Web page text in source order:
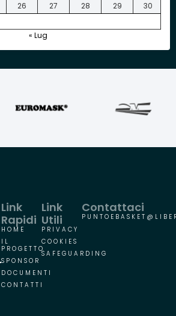
26 27 28 29
30
« Lug
Link
Utili
PRIVACY
COOKIES
SAFEGUARDING
Link
Rapidi
HOME
IL
PROGETTO
SPONSOR
DOCUMENTI
CONTATTI
Contattaci